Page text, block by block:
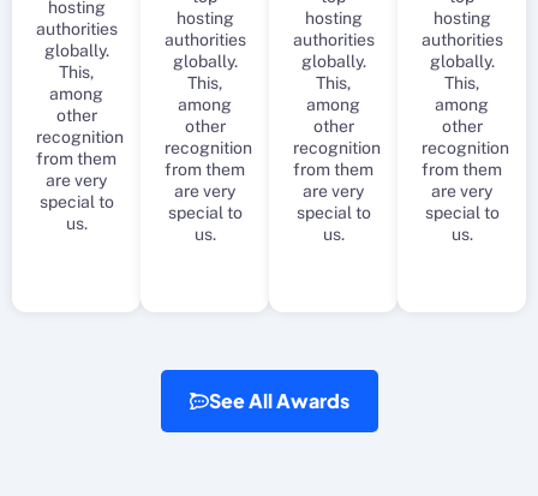
hosting
authorities
globally.
This,
among
other
recognition
from them
are very
special to
us.
hosting
authorities
globally.
This,
among
other
recognition
from them
are very
special to
us.
hosting
authorities
globally.
This,
among
other
recognition
from them
are very
special to
us.
hosting
authorities
globally.
This,
among
other
recognition
from them
are very
special to
us.
See All Awards